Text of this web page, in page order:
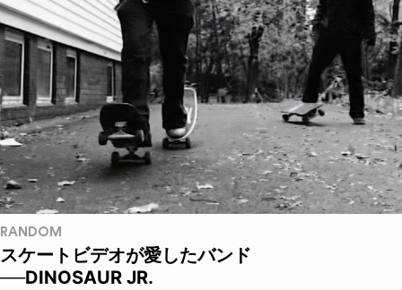
RANDOM
スケートビデオが愛したバンド
──DINOSAUR JR.